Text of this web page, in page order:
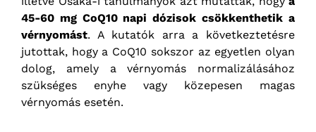
45-60 mg CoQ10 napi dózisok csökkenthetik a
vérnyomást. A kutatók arra a következtetésre
jutottak, hogy a CoQ10 sokszor az egyetlen olyan
dolog, amely a vérnyomás normalizálásához
szükséges enyhe vagy közepesen magas
vérnyomás esetén.